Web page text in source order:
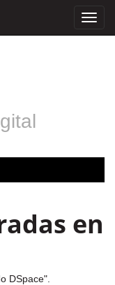
en
DSpace".